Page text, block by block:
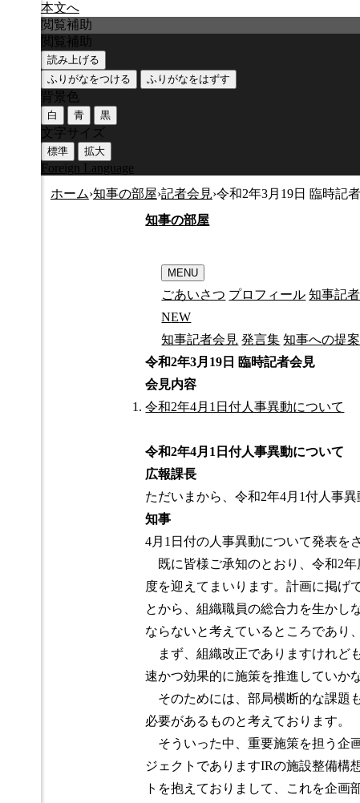
本文へ
閲覧補助
閲覧補助
読み上げる
ふりがなをつける
ふりがなをはずす
背景色
白 青 黒
文字サイズ
標準 拡大
Foreign Language
ホーム›知事の部屋›記者会見›令和2年3月19日 臨時記
知事の部屋
MENU
ごあいさつ プロフィール 知事記
NEW
知事記者会見 発言集 知事への提案
令和2年3月19日 臨時記者会見
会見内容
令和2年4月1日付人事異動について
令和2年4月1日付人事異動について
広報課長
ただいまから、令和2年4月1付人事
知事
4月1日付の人事異動について発表を
既に皆様ご承知のとおり、令和2年
度を迎えてまいります。計画に掲げ
とから、組織職員の総合力を生かし
ならないと考えているところであり
まず、組織改正でありますけれど
速かつ効果的に施策を推進していか
そのためには、部局横断的な課題
必要があるものと考えております。
そういった中、重要施策を担う企
ジェクトでありますIRの施設整備構
トを抱えておりまして、これを企